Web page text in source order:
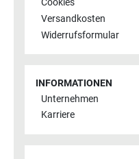
Cookies
Versandkosten
Widerrufsformular
INFORMATIONEN
Unternehmen
Karriere